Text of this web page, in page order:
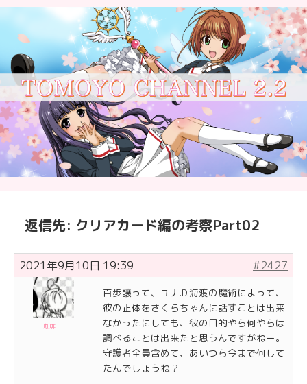
返信先: クリアカード編の考察Part02
2021年9月10日 19:39 #2427
珈琲
百歩譲って、ユナ.D.海渡の魔術によって、
彼の正体をさくらちゃんに話すことは出来
なかったにしても、彼の目的やら何やらは
調べることは出来たと思うんですがねー。
守護者全員含めて、あいつら今まで何して
たんでしょうね？